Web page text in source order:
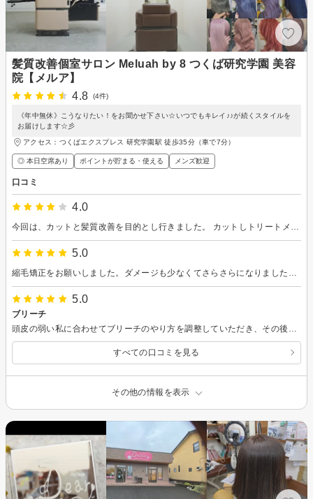
髪質改善個室サロン Meluah by 8 つくば研究学園 美容
院【メルア】
4.8
(4件)
《年中無休》こうなりたい！をお聞かせ下さい☆いつでもキレイ♪♪が続くスタイルを
お届けします☆彡
アクセス：つくばエクスプレス 研究学園駅 徒歩35分（車で7分）
◎ 本日空席あり ポイントが貯まる・使える メンズ歓迎
口コミ
4.0
5.0
5.0
ブリーチ
すべての口コミを見る
その他の情報を表示